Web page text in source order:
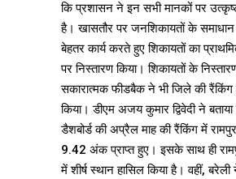
कि प्रशासन ने इन सभी मानकों पर
है। खासतौर पर जनशिकायतों के
बेहतर कार्य करते हुए शिकायतों का
पर निस्तारण किया। शिकायतों के
सकारात्मक फीडबैक ने भी जिले की
किया। डीएम अजय कुमार द्विवेदी ने
डैशबोर्ड की अप्रैल माह की रैंकिंग में
9.42 अंक प्राप्त हुए। इसके साथ ही
में शीर्ष स्थान हासिल किया है। वहीं,